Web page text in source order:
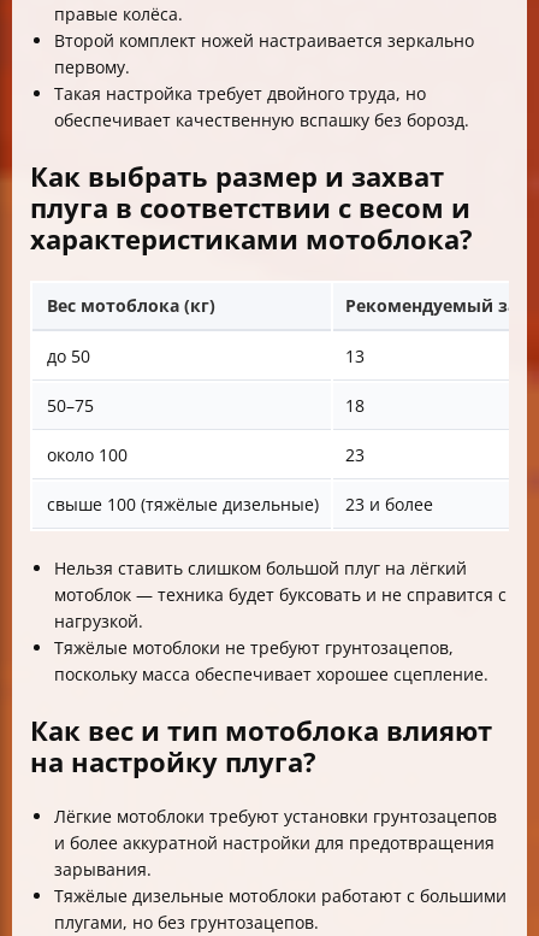
правые колёса.
Второй комплект ножей настраивается зеркально
первому.
Такая настройка требует двойного труда, но
обеспечивает качественную вспашку без борозд.
Как выбрать размер и захват
плуга в соответствии с весом и
характеристиками мотоблока?
Вес мотоблока (кг) Рекомендуемый
до 50 13
50–75 18
около 100 23
свыше 100 (тяжёлые дизельные) 23 и более
Нельзя ставить слишком большой плуг на лёгкий
мотоблок — техника будет буксовать и не справится с
нагрузкой.
Тяжёлые мотоблоки не требуют грунтозацепов,
поскольку масса обеспечивает хорошее сцепление.
Как вес и тип мотоблока влияют
на настройку плуга?
Лёгкие мотоблоки требуют установки грунтозацепов
и более аккуратной настройки для предотвращения
зарывания.
Тяжёлые дизельные мотоблоки работают с большими
плугами, но без грунтозацепов.